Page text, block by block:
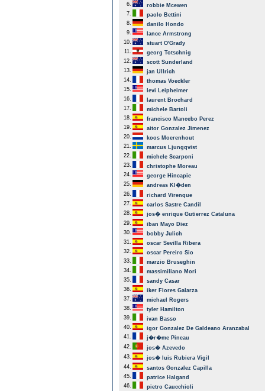
6.
robbie Mcewen
7.
paolo Bettini
8.
danilo Hondo
9.
lance Armstrong
10.
stuart O'Grady
11.
georg Totschnig
12.
scott Sunderland
13.
jan Ullrich
14.
thomas Voeckler
15.
levi Leipheimer
16.
laurent Brochard
17.
michele Bartoli
18.
francisco Mancebo Perez
19.
aitor Gonzalez Jimenez
20.
koos Moerenhout
21.
marcus Ljungqvist
22.
michele Scarponi
23.
christophe Moreau
24.
george Hincapie
25.
andreas Kl�den
26.
richard Virenque
27.
carlos Sastre Candil
28.
jos� enrique Gutierrez Cataluna
29.
iban Mayo Diez
30.
bobby Julich
31.
oscar Sevilla Ribera
32.
oscar Pereiro Sio
33.
marzio Bruseghin
34.
massimiliano Mori
35.
sandy Casar
36.
iker Flores Galarza
37.
michael Rogers
38.
tyler Hamilton
39.
ivan Basso
40.
igor Gonzalez De Galdeano Aranzabal
41.
j�r�me Pineau
42.
jos� Azevedo
43.
jos� luis Rubiera Vigil
44.
santos Gonzalez Capilla
45.
patrice Halgand
46.
pietro Caucchioli